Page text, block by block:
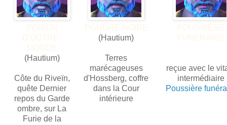
POISON
D'OUTRE-
MONDE
(Hautium)
Côte du Riveïn,
quête Dernier
repos du Garde
ombre, sur La
Furie de la
POUDRE NOIRE
(Hautium)
Terres
marécageuses
d'Hossberg, coffre
dans la Cour
intérieure
POUSSIÈRE
FUNÉRAIRE
reçue avec le
intermédiaire
Poussière